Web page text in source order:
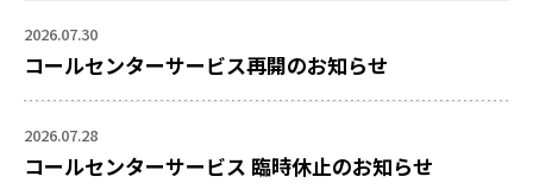
2026.07.30
コールセンターサービス再開のお知らせ
2026.07.28
コールセンターサービス 臨時休止のお知らせ